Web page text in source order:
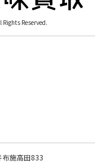
Reserved.
施高田833